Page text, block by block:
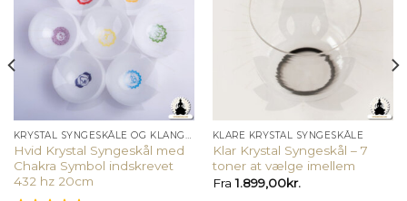
KRYSTAL SYNGESKÅLE OG KLANGSKÅLE
Hvid Krystal Syngeskål med
Chakra Symbol indskrevet
432 hz 20cm
KLARE KRYSTAL SYNGESKÅLE
Klar Krystal Syngeskål – 7
toner at vælge imellem
Fra1.899,00kr.